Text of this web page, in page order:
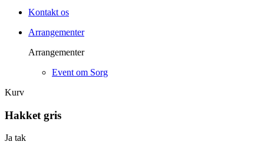
Kontakt os
Arrangementer
Arrangementer
Event om Sorg
Kurv
Hakket gris
Ja tak